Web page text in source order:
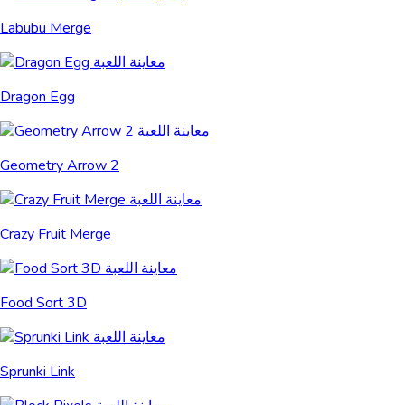
Labubu Merge
Dragon Egg
Geometry Arrow 2
Crazy Fruit Merge
Food Sort 3D
Sprunki Link